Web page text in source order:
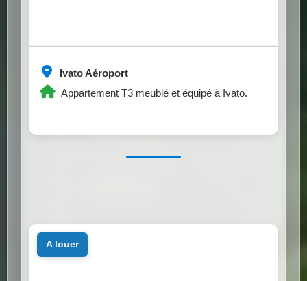
Ivato Aéroport
Appartement T3 meublé et équipé à Ivato.
a louer